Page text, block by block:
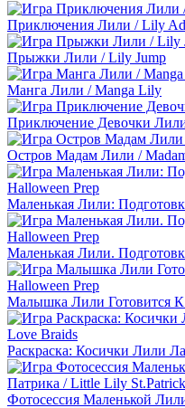
Приключения Лили / Lily
Прыжки Лили / Lily Jump
Манга Лили / Manga Lily
Приключение Девочки
Остров Мадам Лили /
Маленькая Лили:
Маленькая Лили.
Малышка Лили Готовится
Раскраска: Косички Лили
Фотосессия Маленькой